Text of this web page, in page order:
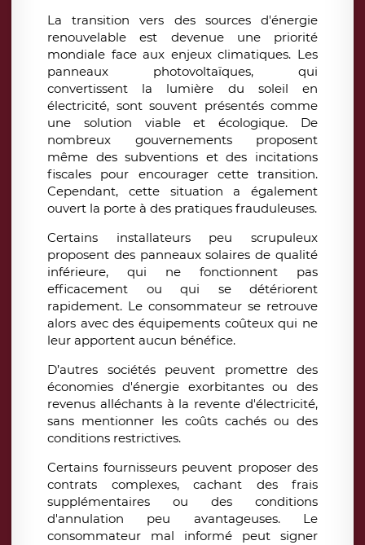
La transition vers des sources d'énergie
renouvelable est devenue une priorité
mondiale face aux enjeux climatiques. Les
panneaux photovoltaïques, qui
convertissent la lumière du soleil en
électricité, sont souvent présentés comme
une solution viable et écologique. De
nombreux gouvernements proposent
même des subventions et des incitations
fiscales pour encourager cette transition.
Cependant, cette situation a également
ouvert la porte à des pratiques frauduleuses.
Certains installateurs peu scrupuleux
proposent des panneaux solaires de qualité
inférieure, qui ne fonctionnent pas
efficacement ou qui se détériorent
rapidement. Le consommateur se retrouve
alors avec des équipements coûteux qui ne
leur apportent aucun bénéfice.
D’autres sociétés peuvent promettre des
économies d'énergie exorbitantes ou des
revenus alléchants à la revente d'électricité,
sans mentionner les coûts cachés ou des
conditions restrictives.
Certains fournisseurs peuvent proposer des
contrats complexes, cachant des frais
supplémentaires ou des conditions
d'annulation peu avantageuses. Le
consommateur mal informé peut signer